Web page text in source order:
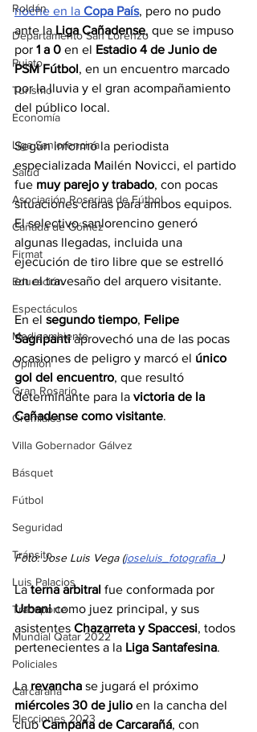
Roldán
Departamento San Lorenzo
Pujato
Turismo
Economía
Liga Sanlorencina
Salud
Asociación Rosarina de Fútbol
Cañada de Gómez
Firmat
Educación
Espectáculos
Medioambiente
Opinión
Gran Rosario
Gremiales
Villa Gobernador Gálvez
Básquet
Fútbol
Seguridad
Tránsito
Luis Palacios
Transporte
Mundial Qatar 2022
Policiales
Carcarañá
Elecciones 2023
noche en la Copa País, pero no pudo
ante la Liga Cañadense, que se impuso
por 1 a 0 en el Estadio 4 de Junio de
PSM Fútbol, en un encuentro marcado
por la lluvia y el gran acompañamiento
del público local.
Según informó la periodista
especializada Mailén Novicci, el partido
fue muy parejo y trabado, con pocas
situaciones claras para ambos equipos.
El selectivo sanlorencino generó
algunas llegadas, incluida una
ejecución de tiro libre que se estrelló
en el travesaño del arquero visitante.
En el segundo tiempo, Felipe
Sagripanti aprovechó una de las pocas
ocasiones de peligro y marcó el único
gol del encuentro, que resultó
determinante para la victoria de la
Cañadense como visitante.
Foto: Jose Luis Vega (joseluis_fotografia_ )
La terna arbitral fue conformada por
Urbani como juez principal, y sus
asistentes Chazarreta y Spaccesi, todos
pertenecientes a la Liga Santafesina.
La revancha se jugará el próximo
miércoles 30 de julio en la cancha del
club Campaña de Carcarañá, con